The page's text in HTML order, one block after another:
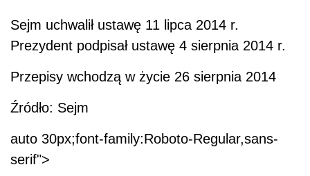
Sejm uchwalił ustawę 11 lipca 2014 r.
Prezydent podpisał ustawę 4 sierpnia 2014 r.
Przepisy wchodzą w życie 26 sierpnia 2014
Źródło: Sejm
auto 30px;font-family:Roboto-Regular,sans-
serif">